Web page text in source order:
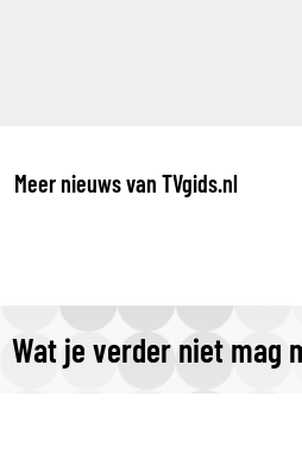
Meer nieuws van TVgids.nl
Wat je verder niet mag